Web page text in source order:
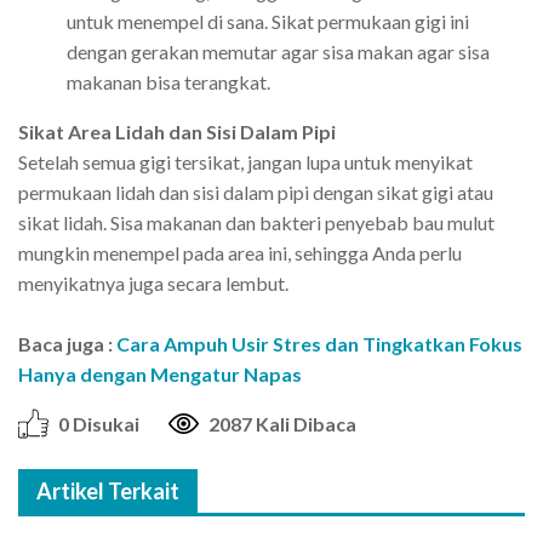
untuk menempel di sana. Sikat permukaan gigi ini
dengan gerakan memutar agar sisa makan agar sisa
makanan bisa terangkat.
Sikat Area Lidah dan Sisi Dalam Pipi
Setelah semua gigi tersikat, jangan lupa untuk menyikat
permukaan lidah dan sisi dalam pipi dengan sikat gigi atau
sikat lidah. Sisa makanan dan bakteri penyebab bau mulut
mungkin menempel pada area ini, sehingga Anda perlu
menyikatnya juga secara lembut.
Baca juga : Cara Ampuh Usir Stres dan Tingkatkan Fokus
Hanya dengan Mengatur Napas
0 Disukai 2087 Kali Dibaca
Artikel Terkait